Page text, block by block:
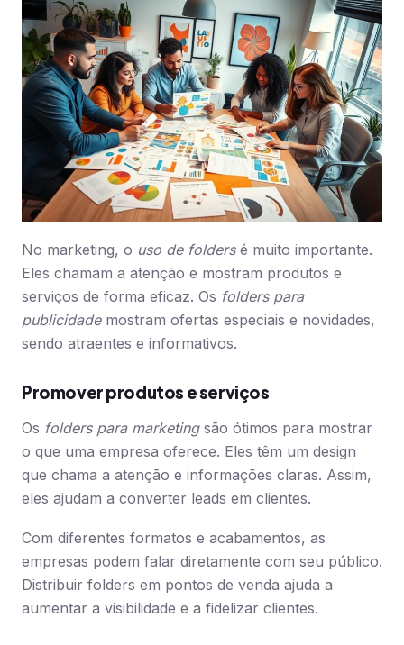
No marketing, o uso de foldersé muito importante.
Eles chamam a atenção e mostram produtos e
serviços de forma eficaz. Os folders para
publicidademostram ofertas especiais e novidades,
sendo atraentes e informativos.
Promover produtos e serviços
Os folders para marketingsão ótimos para mostrar
o que uma empresa oferece. Eles têm um design
que chama a atenção e informações claras. Assim,
eles ajudam a converter leads em clientes.
Com diferentes formatos e acabamentos, as
empresas podem falar diretamente com seu público.
Distribuir folders em pontos de venda ajuda a
aumentar a visibilidade e a fidelizar clientes.